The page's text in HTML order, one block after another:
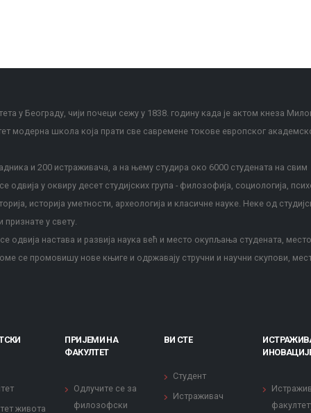
у Београду, чији почеци сежу у 1838. годину када је актом кнеза
модерна школа која прати све савремене токове европског
и 200 истраживача, а на њему студира око 6000 студената на свим
у оквиру десет студијских група - филозофија, социологија,
историја уметности, археологија и класичне науке. Неке од
признате у свету.
настава и развија наука већ и место окупљања студената,
се промовишу нове књиге и одржавају стручни и научни скупови,
живота
ПРИЈЕМИ НА
ФАКУЛТЕТ
Одлучите се за
филозофски
ВИ СТЕ
Студент
Истраживач